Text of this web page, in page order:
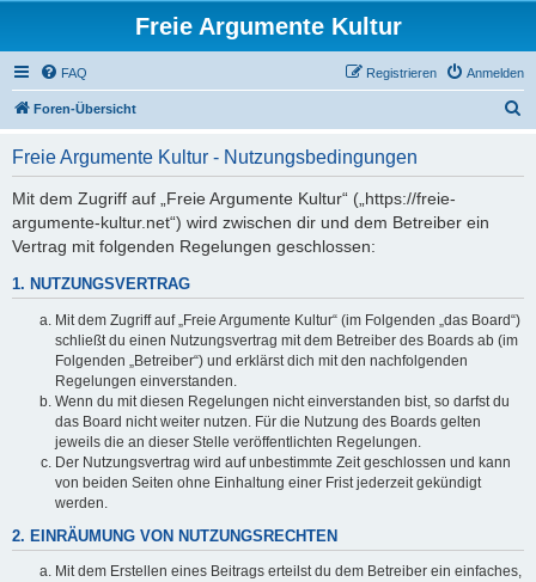
Freie Argumente Kultur
FAQ Anmelden
Registrieren
Foren-Übersicht
Freie Argumente Kultur - Nutzungsbedingungen
Mit dem Zugriff auf „Freie Argumente Kultur“ („https://freie-
argumente-kultur.net“) wird zwischen dir und dem Betreiber ein
Vertrag mit folgenden Regelungen geschlossen:
1. NUTZUNGSVERTRAG
Mit dem Zugriff auf „Freie Argumente Kultur“ (im Folgenden „das Board“)
schließt du einen Nutzungsvertrag mit dem Betreiber des Boards ab (im
Folgenden „Betreiber“) und erklärst dich mit den nachfolgenden
Regelungen einverstanden.
Wenn du mit diesen Regelungen nicht einverstanden bist, so darfst du
das Board nicht weiter nutzen. Für die Nutzung des Boards gelten
jeweils die an dieser Stelle veröffentlichten Regelungen.
Der Nutzungsvertrag wird auf unbestimmte Zeit geschlossen und kann
von beiden Seiten ohne Einhaltung einer Frist jederzeit gekündigt
werden.
2. EINRÄUMUNG VON NUTZUNGSRECHTEN
Mit dem Erstellen eines Beitrags erteilst du dem Betreiber ein einfaches,